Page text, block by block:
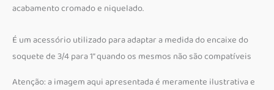
acabamento cromado e niquelado.
É um acessório utilizado para adaptar a medida do encaixe do
soquete de 3/4 para 1” quando os mesmos não são compatíveis
Atenção: a imagem aqui apresentada é meramente ilustrativa e